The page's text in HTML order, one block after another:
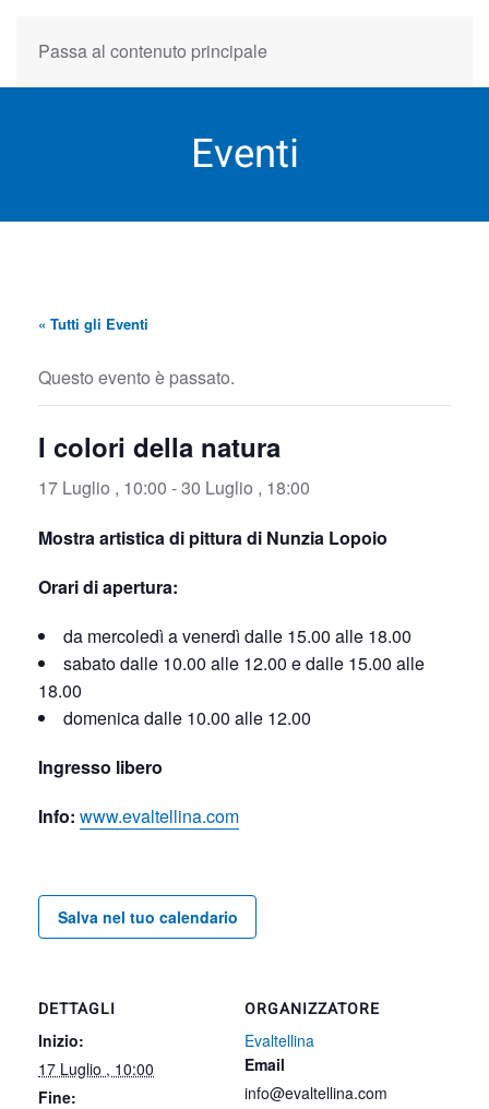
Passa al contenuto principale
Eventi
« Tutti gli Eventi
Questo evento è passato.
I colori della natura
17 Luglio , 10:00 -30 Luglio , 18:00
Mostra artistica di pittura di Nunzia Lopoio
Orari di apertura:
da mercoledì a venerdì dalle 15.00 alle 18.00
sabato dalle 10.00 alle 12.00 e dalle 15.00 alle
18.00
domenica dalle 10.00 alle 12.00
Ingresso libero
Info: www.evaltellina.com
Salva nel tuo calendario
DETTAGLI
Inizio:
17 Luglio , 10:00
Fine:
ORGANIZZATORE
Evaltellina
Email
info@evaltellina.com